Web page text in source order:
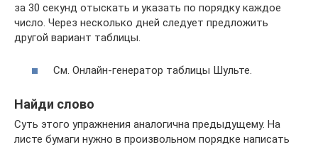
за 30 секунд отыскать и указать по порядку каждое
число. Через несколько дней следует предложить
другой вариант таблицы.
См. Онлайн-генератор таблицы Шульте.
Найди слово
Суть этого упражнения аналогична предыдущему. На
листе бумаги нужно в произвольном порядке написать